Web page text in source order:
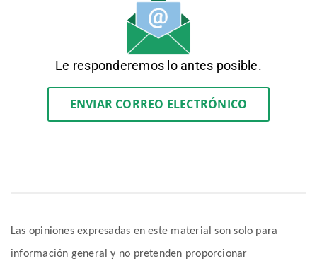
Le responderemos lo antes posible.
ENVIAR CORREO ELECTRÓNICO
Las opiniones expresadas en este material son solo para
información general y no pretenden proporcionar